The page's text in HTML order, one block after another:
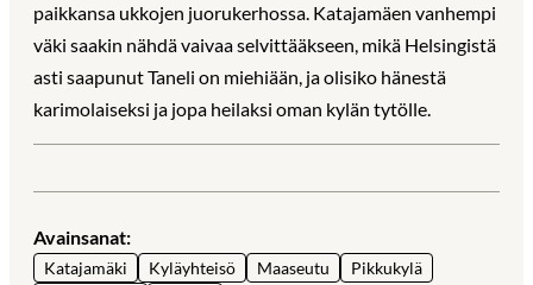
paikkansa ukkojen juorukerhossa. Katajamäen vanhempi
väki saakin nähdä vaivaa selvittääkseen, mikä Helsingistä
asti saapunut Taneli on miehiään, ja olisiko hänestä
karimolaiseksi ja jopa heilaksi oman kylän tytölle.
Avainsanat:
Katajamäki Kyläyhteisö Maaseutu
Pikkukylä